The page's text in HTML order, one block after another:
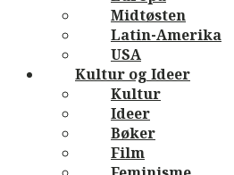
Midtøsten
Latin-Amerika
USA
Kultur og Ideer
Kultur
Ideer
Bøker
Film